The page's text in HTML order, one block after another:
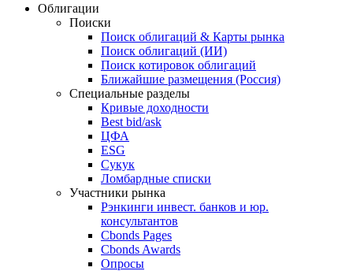
Облигации
Поиски
Поиск облигаций & Карты рынка
Поиск облигаций (ИИ)
Поиск котировок облигаций
Ближайшие размещения (Россия)
Специальные разделы
Кривые доходности
Best bid/ask
ЦФА
ESG
Сукук
Ломбардные списки
Участники рынка
Рэнкинги инвест. банков и юр.
консультантов
Cbonds Pages
Cbonds Awards
Опросы